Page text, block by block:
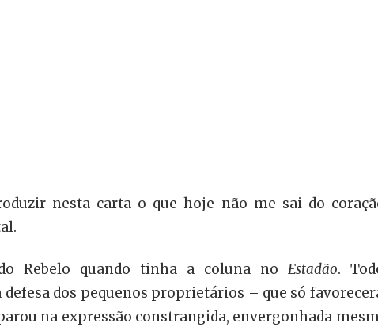
nesta carta o que hoje não me sai do
Rebelo quando tinha a coluna no Estadão.
dos pequenos proprietários – que só
na expressão constrangida, envergonhada